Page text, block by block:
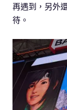
再遇到，另外
待。